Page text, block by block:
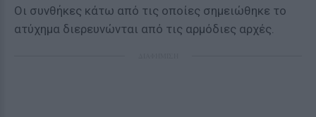
Οι συνθήκες κάτω από τις οποίες σημειώθηκε το
ατύχημα διερευνώνται από τις αρμόδιες αρχές.